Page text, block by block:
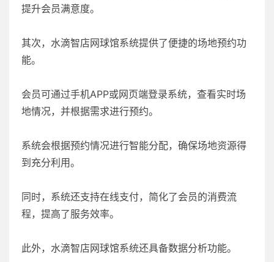
提升会员满意度。
其次，水滴智店网球馆系统提供了便捷的场地预约功
能。
会员可通过手机APP或网页端登录系统，查看实时场
地情况，并根据需求进行预约。
系统会根据预约情况进行智能分配，确保场地资源得
到充分利用。
同时，系统还支持在线支付，简化了会员的消费流
程，提高了服务效率。
此外，水滴智店网球馆系统还具备数据分析功能。